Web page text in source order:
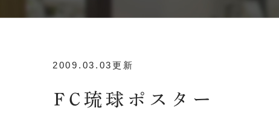
2009.03.03更新
FC琉球ポスター